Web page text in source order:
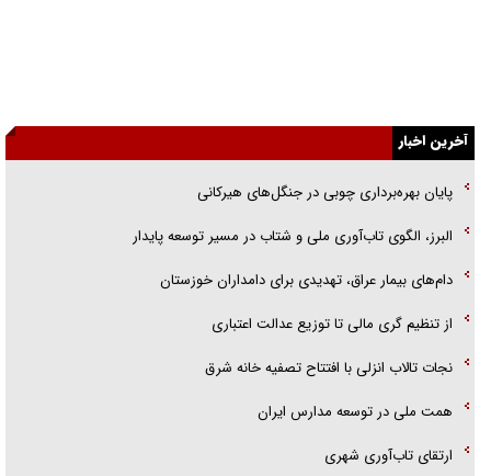
پلیس
تحلیل ابعاد پیام رهبر انقلاب به حزب‌الله/ مقاومت نقشه راه آینده غرب آسیا
گفت‌و‌گو اختصاصی با همسر فرمانده شهید حزب‌الله لبنان/ هر شبش شب
قدر بود
آخرین اخبار
پایان بهره‌برداری چوبی در جنگل‌های هیرکانی
البرز، الگوی تاب‌آوری ملی و شتاب در مسیر توسعه پایدار
دام‌های بیمار عراق، تهدیدی برای دامداران خوزستان
از تنظیم گری مالی تا توزیع عدالت اعتباری
نجات تالاب انزلی با افتتاح تصفیه خانه شرق
همت ملی در توسعه مدارس ایران
ارتقای تاب‌آوری شهری